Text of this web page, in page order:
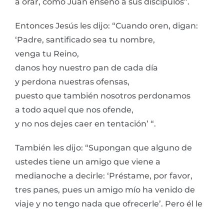
Entonces Jesús les dijo: “Cuando oren, digan:
‘Padre, santificado sea tu nombre,
venga tu Reino,
danos hoy nuestro pan de cada día
y perdona nuestras ofensas,
puesto que también nosotros perdonamos
a todo aquel que nos ofende,
y no nos dejes caer en tentación’ “.
También les dijo: “Supongan que alguno de
ustedes tiene un amigo que viene a
medianoche a decirle: ‘Préstame, por favor,
tres panes, pues un amigo mío ha venido de
viaje y no tengo nada que ofrecerle’. Pero él le